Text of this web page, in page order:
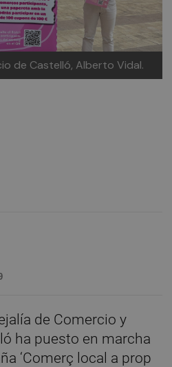
de Castelló, Alberto Vidal.
de Comercio y
ha puesto en marcha
‘Comerç local a prop